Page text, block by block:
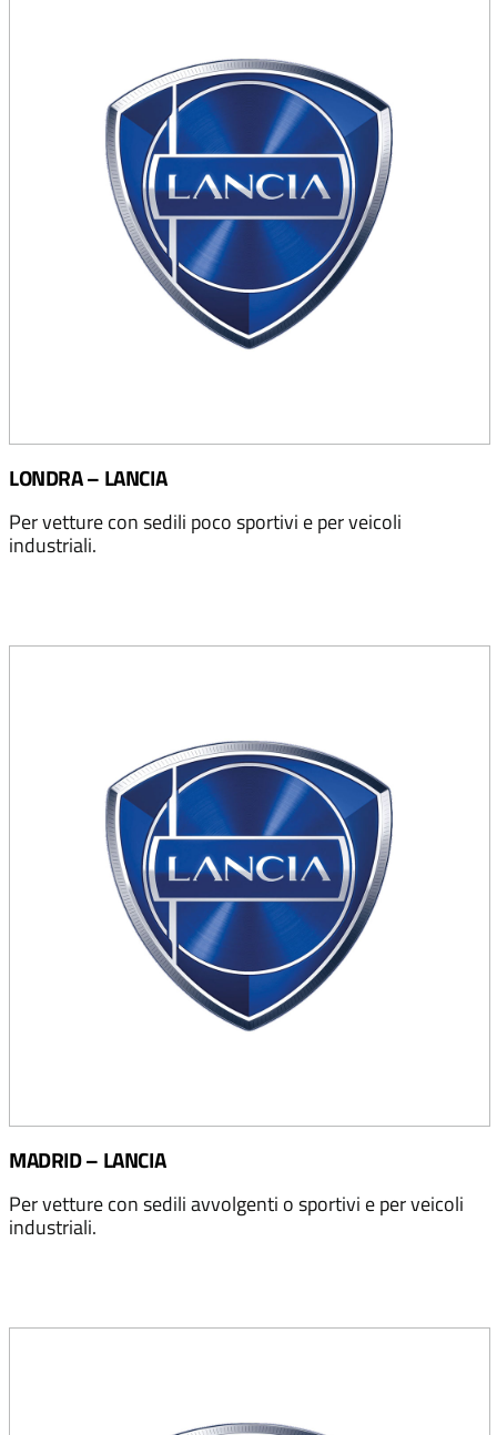
LONDRA – LANCIA
Per vetture con sedili poco sportivi e per veicoli
industriali.
MADRID – LANCIA
Per vetture con sedili avvolgenti o sportivi e per veicoli
industriali.